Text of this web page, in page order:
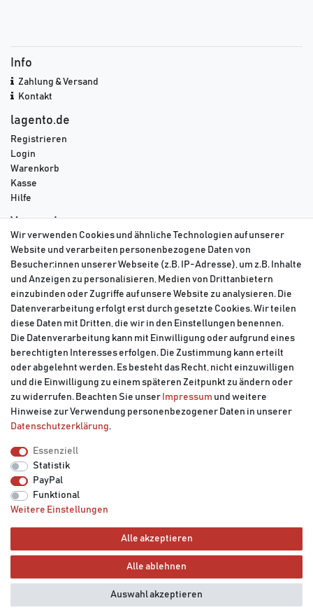
Info
Zahlung & Versand
Kontakt
lagento.de
Registrieren
Login
Warenkorb
Kasse
Hilfe
Versand
DPD
GLS
DHL
Impressum
Barrierefreiheitserklärung
Vertrag widerrufen
Wir verwenden Cookies und ähnliche Technologien auf unserer
Website und verarbeiten personenbezogene Daten von
Besucher:innen unserer Webseite (z.B. IP-Adresse), um z.B. Inhalte
und Anzeigen zu personalisieren, Medien von Drittanbietern
einzubinden oder Zugriffe auf unsere Website zu analysieren. Die
Datenverarbeitung erfolgt erst durch gesetzte Cookies. Wir teilen
diese Daten mit Dritten, die wir in den Einstellungen benennen.
Die Datenverarbeitung kann mit Einwilligung oder aufgrund eines
berechtigten Interesses erfolgen. Die Zustimmung kann erteilt
oder abgelehnt werden. Es besteht das Recht, nicht einzuwilligen
und die Einwilligung zu einem späteren Zeitpunkt zu ändern oder
zu widerrufen. Beachten Sie unser Impressum und weitere
Hinweise zur Verwendung personenbezogener Daten in unserer
Daten­schutz­erklärung.
Essenziell
Statistik
PayPal
Funktional
Weitere Einstellungen
Alle akzeptieren
Alle ablehnen
Auswahl akzeptieren